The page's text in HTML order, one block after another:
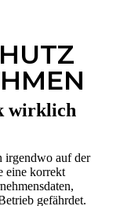
wirklich
irgendwo auf der
eine korrekt
gefährdet.